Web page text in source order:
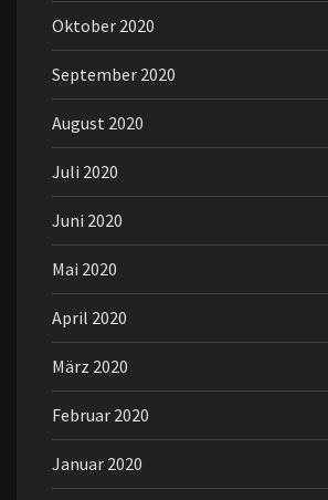
Oktober 2020
September 2020
August 2020
Juli 2020
Juni 2020
Mai 2020
April 2020
März 2020
Februar 2020
Januar 2020